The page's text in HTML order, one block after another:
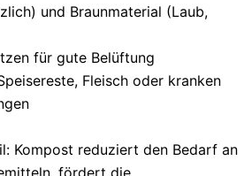
und Braunmaterial (Laub,
für gute Belüftung
Fleisch oder kranken
Kompost reduziert den Bedarf an